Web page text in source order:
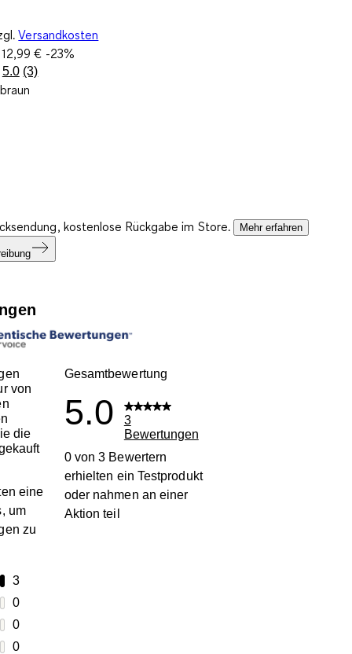
Versandkosten
12,99 € -23%
5.0 3
Bewertungen
(3)
kostenlose Rückgabe im Store. Mehr erfahren
von
die
eine
um
zu
3
3 Bewertungen mit 5 Sternen.
0
0 Bewertungen mit 4 Sternen.
0
0 Bewertungen mit 3 Sternen.
0
Gesamtbewertung
5.0
3
Bewertungen
0 von 3 Bewertern
erhielten ein Testprodukt
oder nahmen an einer
Aktion teil